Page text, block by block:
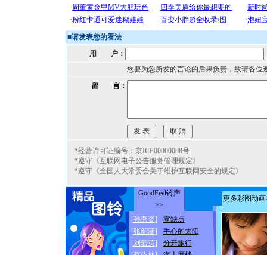
■请发表您的看法
用 户：
您要为您所发的言论的后果负责，故请各位
留 言：
*经营许可证编号：京ICP00000008号
*遵守《互联网电子公告服务管理规定》
*遵守《全国人大常委会关于维护互联网安全的规定》